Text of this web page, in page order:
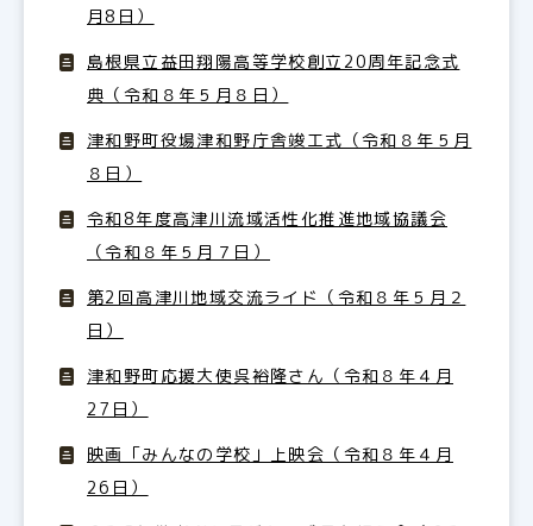
月8日）
島根県立益田翔陽高等学校創立20周年記念式
典（令和８年５月８日）
津和野町役場津和野庁舎竣工式（令和８年５月
８日）
令和8年度高津川流域活性化推進地域協議会
（令和８年５月７日）
第2回高津川地域交流ライド（令和８年５月２
日）
津和野町応援大使呉裕隆さん（令和８年４月
27日）
映画「みんなの学校」上映会（令和８年４月
26日）